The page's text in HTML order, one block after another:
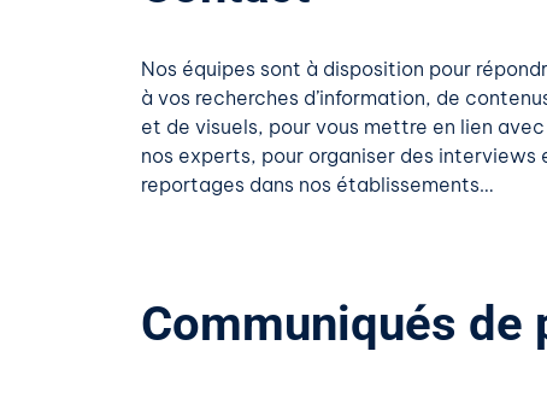
Nos équipes sont à disposition pour
à vos recherches d’information, de
et de visuels, pour vous mettre en lien avec
nos experts, pour organiser des interviews
reportages dans nos établissements…
Communiqués de